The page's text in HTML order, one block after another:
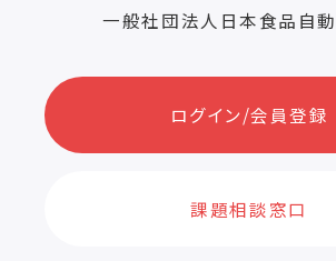
一般社団法人日本食品自
ログイン/会員登録
課題相談窓口